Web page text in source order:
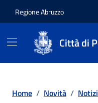
Regione Abruzzo
Città di
Home / Novità /